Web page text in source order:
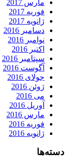
مارس 2017
فوریه 2017
ژانویه 2017
دسامبر 2016
نوامبر 2016
اکتبر 2016
سپتامبر 2016
آگوست 2016
جولای 2016
ژوئن 2016
می 2016
آوریل 2016
مارس 2016
فوریه 2016
ژانویه 2016
دسته‌ها